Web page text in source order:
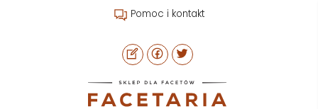
Pomoc i kontakt